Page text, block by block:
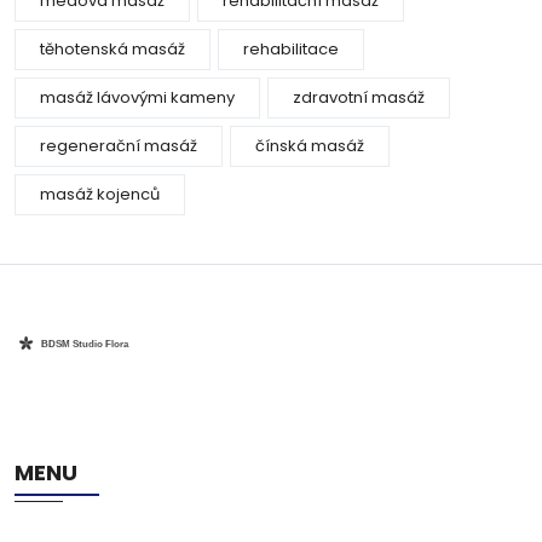
těhotenská masáž rehabilitace
masáž lávovými kameny zdravotní masáž
regenerační masáž čínská masáž
masáž kojenců
MENU